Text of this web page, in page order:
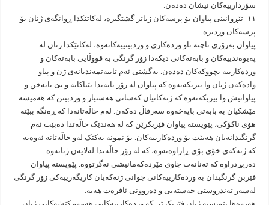
سۆزدارییەکان نیشان دەدەن.
۱۱- تێڕوانینی پیاوان بۆ پرسەکان زیاتر گشتگیرە، لەکاتێکدا ڕوانگەی ژنان بۆ
پرسەکان وردترە.
پیاوان بەزۆری ناچنە ناو وردەکاری و وردبینییەکانەوە، لەکاتێکدا ژنان لە
پەیوەندییەکان و بابەتەکانی دیکەدا زۆر گرنگی بە قووڵایی بابەتەکان و
وردەکارییە بچووکەکان دەدەن. بەگشتی ئەم تایبەتمەندیانەی ژن و پیاو
وادەکەن ژنان وا بیربکەنەوە کە پیاوان لە زۆر بابەتدا بێباکانە و بێ بایەخن و
پیاوانیش وا بیربکەنەوە کە ژنەکانیان کەسانی هەستیار و وردبینن کە هەمیشە
مێشکیان بە بابەتی بایەخەوە سەرقاڵ دەکەن. لەم حاڵەتانەدا کە ڕەنگە ببێتە
هۆی ناکۆکی، پێویستە پیاوان فێربکرێن کە لە هەندێک حاڵەتدا دەبێت ئەم
گرنگیدانەیان هەبێت بۆ وردەکارییەکان. بۆ نمونە یەکێک لەو حاڵەتانە ئەوەیە
کە ژنەکەی خۆی بۆی ڕازاوەتەوە، کە لە زۆر حاڵەتدا لەلایەن ژنانەوە
دەربڕدراوە کە تەنانەت چاوی مێردەکەمانیشی نەگرتووە. پێویستە پیاوان
فێربن گرنگیدان بە وردەکارییەکانی جوانی ژنەکەیان کاریگەرییەکی زۆر گرنگی
لەسەر تەندروستی جەستەیی و دەروونی ئافرەت هەیە.